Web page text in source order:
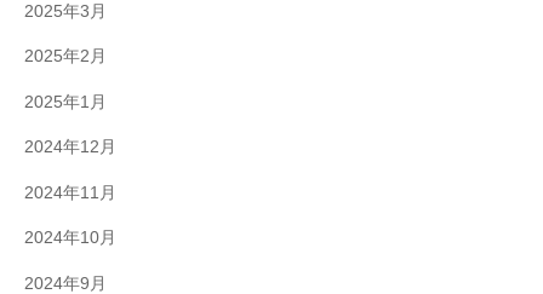
2025年3月
2025年2月
2025年1月
2024年12月
2024年11月
2024年10月
2024年9月